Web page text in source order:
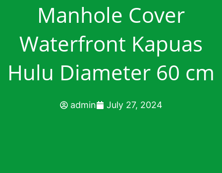
Manhole Cover
Waterfront Kapuas
Hulu Diameter 60 cm
admin July 27, 2024